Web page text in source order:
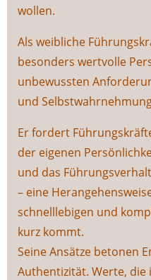
wollen.
Als weibliche
besonders wertvolle
unbewussten
und
Er fordert
der eigenen
und das
– eine
schnelllebigen und
kurz kommt.
Seine Ansätze betonen
Authentizität. Werte,